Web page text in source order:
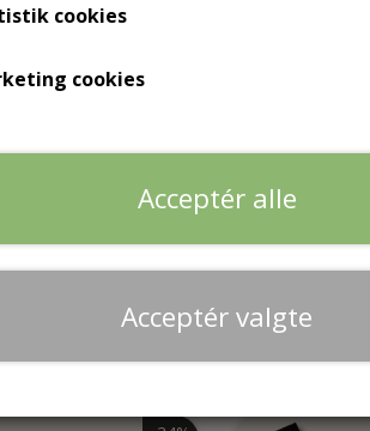
På plads
Tilføj til kurv
cookies
cookies
Acceptér alle
Acceptér valgte